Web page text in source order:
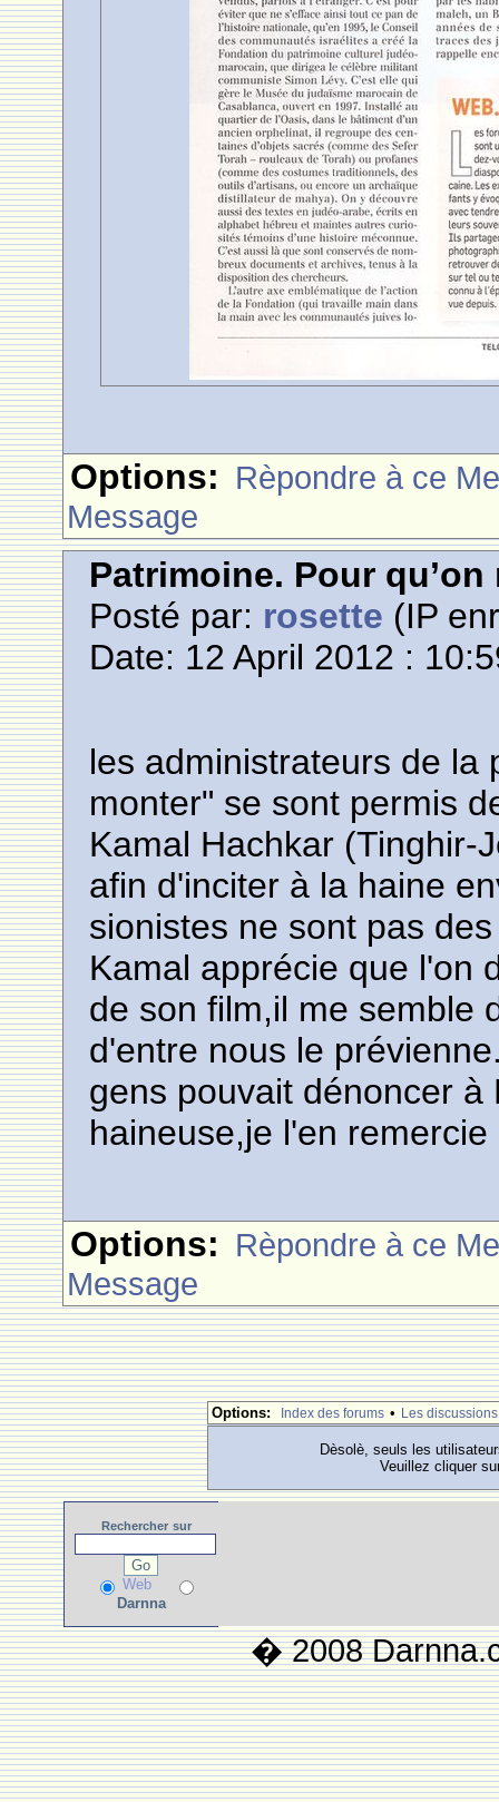
Options: Rèpondre à ce
Message
Patrimoine. Pour
Posté par: rosette (IP
Date: 12 April 2012 :
les administrateurs de la
monter" se sont permis
Kamal Hachkar (Tinghir-
afin d'inciter à la haine
sionistes ne sont pas
Kamal apprécie que l'on
de son film,il me semble
d'entre nous le
gens pouvait dénoncer
haineuse,je l'en
Options: Rèpondre à ce
Message
Options: Index des forums • Les discussions
Dèsolè, seuls les
Veuillez cliquer
Rechercher sur
Web
Darnna
� 2008